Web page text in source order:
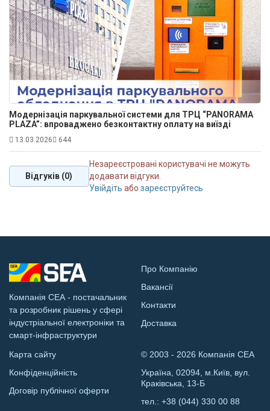
Модернізація паркувальної системи для ТРЦ “PANORAMA
PLAZA”: впроваджено безконтактну оплату на виїзді
13.03.2026 644
Відгуків (0)
Незареєстровані користувачі не можуть
додавати відгуки.
Увійдіть або зареєструйтесь
Компанія СЕА - постачальник
та розробник рішень у сфері
індустріальної електроніки та
смарт-інфраструктури
Про Компанію
Вакансії
Контакти
Доставка
Карта сайту
Конфіденційність
Договір публічної оферти
© 2003 - 2026 Компанія СЕА
Україна, 02094, м.Київ, вул.
Краківська, 13-Б
тел.: +38 (044) 330 00 88